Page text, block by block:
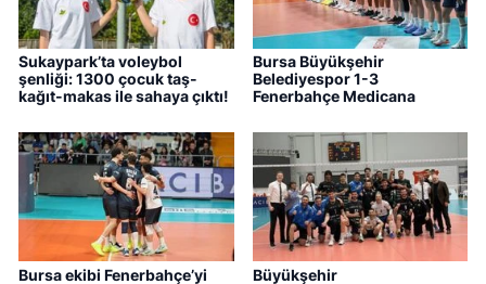
Sukaypark’ta voleybol
şenliği: 1300 çocuk taş-
kağıt-makas ile sahaya çıktı!
Bursa Büyükşehir
Belediyespor 1-3
Fenerbahçe Medicana
Bursa ekibi Fenerbahçe’yi
Büyükşehir